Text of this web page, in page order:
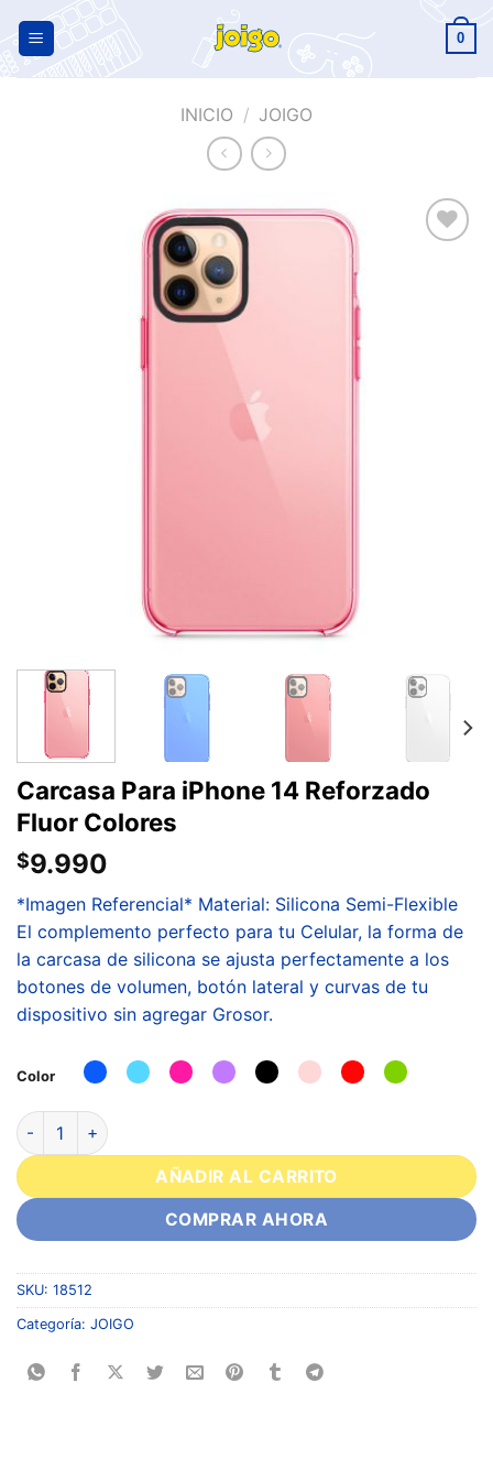
0
INICIO / JOIGO
Carcasa Para iPhone 14 Reforzado
Fluor Colores
$9.990
*Imagen Referencial* Material: Silicona Semi-Flexible
El complemento perfecto para tu Celular, la forma de
la carcasa de silicona se ajusta perfectamente a los
botones de volumen, botón lateral y curvas de tu
dispositivo sin agregar Grosor.
Color
AÑADIR AL CARRITO
COMPRAR AHORA
SKU: 18512
Categoría: JOIGO